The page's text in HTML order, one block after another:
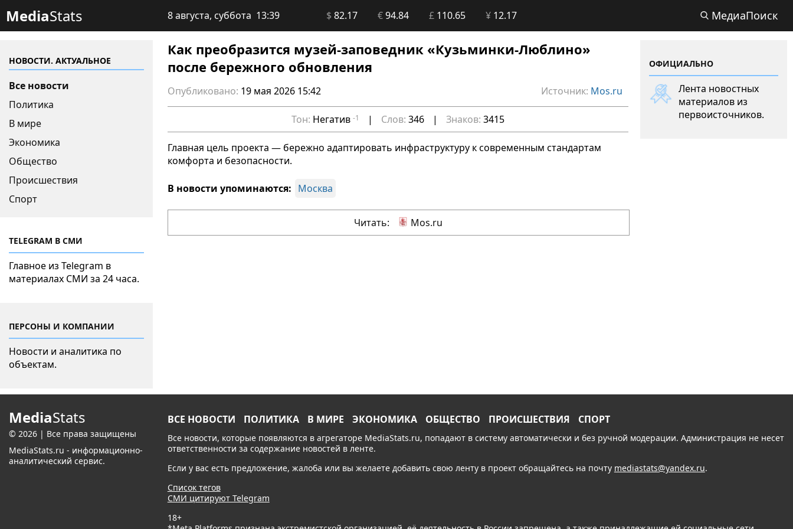
MediaStats 8 августа, суббота 13:39 $82.17 €94.84 £110.65 ¥12.17 МедиаПоиск
НОВОСТИ. АКТУАЛЬНОЕ
Все новости
Политика
В мире
Экономика
Общество
Происшествия
Спорт
TELEGRAM В СМИ
Главное из Telegram в
материалах СМИ за 24 часа.
ПЕРСОНЫ И КОМПАНИИ
Новости и аналитика по
объектам.
Как преобразится музей-заповедник «Кузьминки-Люблино»
после бережного обновления
Опубликовано: 19 мая 2026 15:42 Источник: Mos.ru
Тон: Негатив -1 | Слов: 346 | Знаков: 3415
Главная цель проекта — бережно адаптировать инфраструктуру к современным стандартам
комфорта и безопасности.
В новости упоминаются: Москва
Читать: Mos.ru
ОФИЦИАЛЬНО
Лента новостных
материалов из
первоисточников.
MediaStats
© 2026 | Все права защищены
MediaStats.ru - информационно-
аналитический сервис.
ВСЕ НОВОСТИ ПОЛИТИКА В МИРЕ ЭКОНОМИКА ОБЩЕСТВО ПРОИСШЕСТВИЯ СПОРТ
Все новости, которые появляются в агрегаторе MediaStats.ru, попадают в систему автоматически и без ручной модерации. Администрация не несет
ответственности за содержание новостей в ленте.
Если у вас есть предложение, жалоба или вы желаете добавить свою ленту в проект обращайтесь на почту mediastats@yandex.ru.
Список тегов
СМИ цитируют Telegram
18+